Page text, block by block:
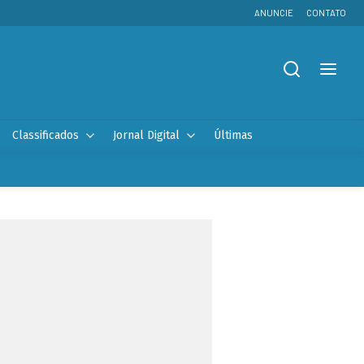
ANUNCIE CONTATO
Classificados Jornal Digital Últimas